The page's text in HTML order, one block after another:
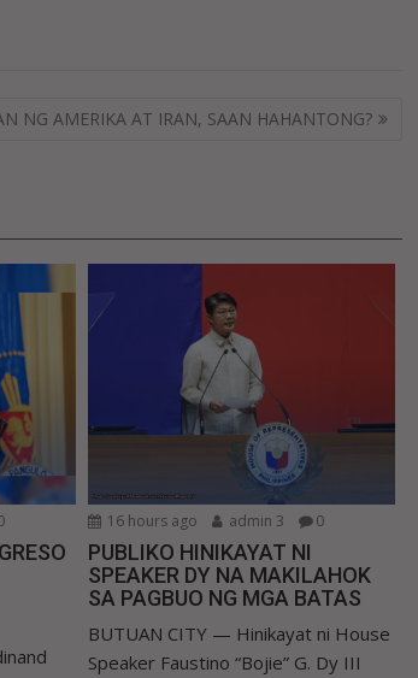
NG AMERIKA AT IRAN, SAAN HAHANTONG?
16 hours ago admin 3 0
PUBLIKO HINIKAYAT NI
SPEAKER DY NA MAKILAHOK
SA PAGBUO NG MGA BATAS
BUTUAN CITY — Hinikayat ni House
Speaker Faustino “Bojie” G. Dy III